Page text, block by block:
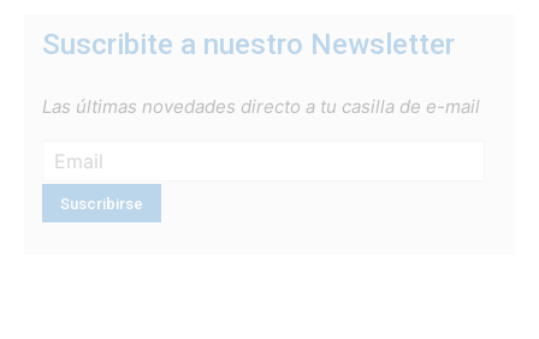
Suscribite a nuestro Newsletter
Las últimas novedades directo a tu casilla de e-mail